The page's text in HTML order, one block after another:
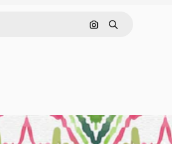
Cerca per immagine
Ricerca